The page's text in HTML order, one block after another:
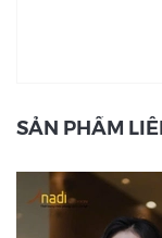
SẢN PHẨM